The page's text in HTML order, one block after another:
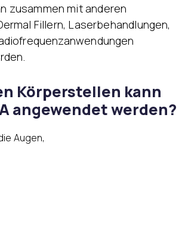
zusammen mit anderen
Fillern, Laserbehandlungen,
Körperstellen kann
angewendet werden?
Augen,